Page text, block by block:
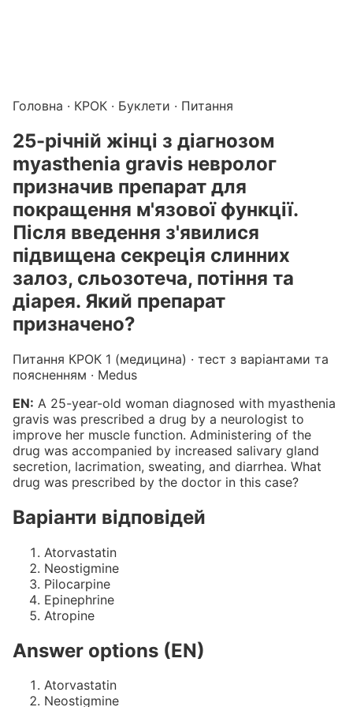
Головна · КРОК · Буклети · Питання
25-річній жінці з діагнозом
myasthenia gravis невролог
призначив препарат для
покращення м'язової функції.
Після введення з'явилися
підвищена секреція слинних
залоз, сльозотеча, потіння та
діарея. Який препарат
призначено?
Питання КРОК 1 (медицина) · тест з варіантами та
поясненням · Medus
EN: A 25-year-old woman diagnosed with myasthenia
gravis was prescribed a drug by a neurologist to
improve her muscle function. Administering of the
drug was accompanied by increased salivary gland
secretion, lacrimation, sweating, and diarrhea. What
drug was prescribed by the doctor in this case?
Варіанти відповідей
Atorvastatin
Neostigmine
Pilocarpine
Epinephrine
Atropine
Answer options (EN)
Atorvastatin
Neostigmine